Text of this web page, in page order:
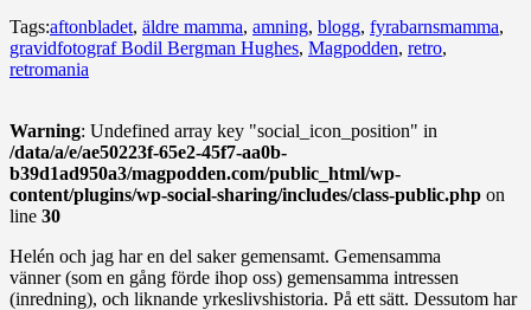
Tags:aftonbladet, äldre mamma, amning, blogg, fyrabarnsmamma,
gravidfotograf Bodil Bergman Hughes, Magpodden, retro,
retromania
Warning: Undefined array key "social_icon_position" in
/data/a/e/ae50223f-65e2-45f7-aa0b-
b39d1ad950a3/magpodden.com/public_html/wp-
content/plugins/wp-social-sharing/includes/class-public.php on
line 30
Helén och jag har en del saker gemensamt. Gemensamma
vänner (som en gång förde ihop oss) gemensamma intressen
(inredning), och liknande yrkeslivshistoria. På ett sätt. Dessutom har